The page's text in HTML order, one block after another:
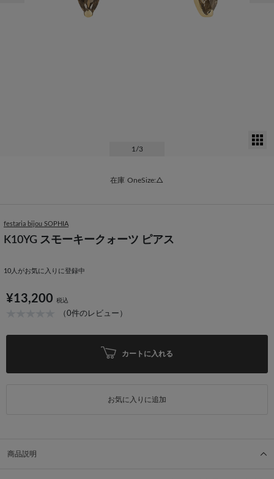
1 /3
在庫 OneSize:△
festaria bijou SOPHIA
K10YG スモーキークォーツ ピアス
10 人がお気に入りに登録中
¥13,200 税込
（0件のレビュー）
カートに入れる
お気に入りに追加
商品説明